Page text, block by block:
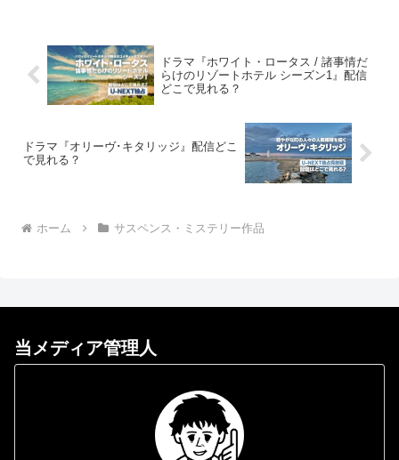
ドラマ『ホワイト・ロータス / 諸事情だ
らけのリゾートホテル シーズン1』配信
どこで見れる？
ドラマ『オリーヴ･キタリッジ』配信どこ
で見れる？
ホーム サスペンス・ミステリー作品
当メディア管理人